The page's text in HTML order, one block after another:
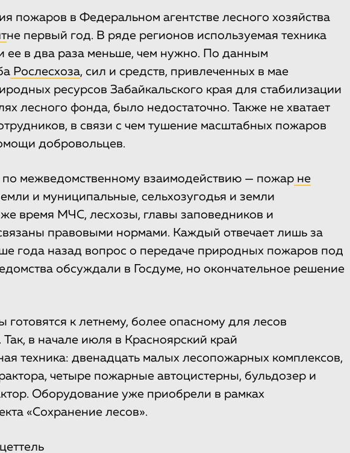
пожаров в Федеральном агентстве лесного хозяйства
не первый год. В ряде регионов используемая техника
ее в два раза меньше, чем нужно. По данным
Рослесхоза, сил и средств, привлеченных в мае
ресурсов Забайкальского края для стабилизации
лесного фонда, было недостаточно. Также не хватает
в связи с чем тушение масштабных пожаров
добровольцев.
межведомственному взаимодействию — пожарне
и муниципальные, сельхозугодья и земли
время МЧС, лесхозы, главы заповедников и
правовыми нормами. Каждый отвечает лишь за
года назад вопрос о передаче природных пожаров под
обсуждали в Госдуме, но окончательное решение
к летнему, более опасному для лесов
в начале июля в Красноярский край
техника: двенадцать малых лесопожарных комплексов,
четыре пожарные автоцистерны, бульдозер и
Оборудование уже приобрели в рамках
«Сохранение лесов».